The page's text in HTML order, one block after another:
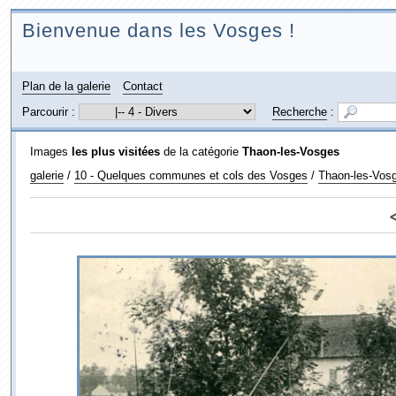
Bienvenue dans les Vosges !
Plan de la galerie
Contact
Parcourir :
Recherche:
Images les plus visitéesde la catégorie Thaon-les-Vosges
galerie/ 10 - Quelques communes et cols des Vosges / Thaon-les-